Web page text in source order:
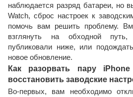
наблюдается разряд батареи, но
Watch, сброс настроек к
помочь вам решить проблему.
взглянуть на обходной
публиковали ниже, или
новое обновление.
Как разорвать пару
восстановить заводские
Во-первых, вам необходимо